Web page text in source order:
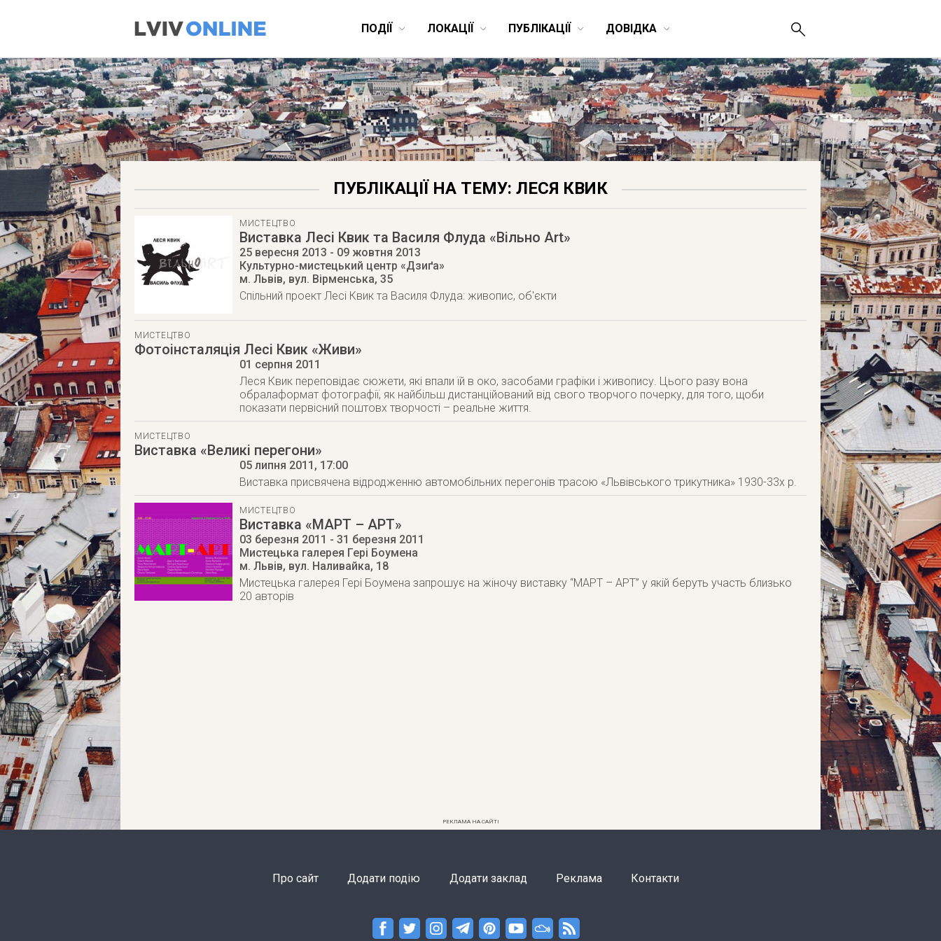
ПОДІЇ ЛОКАЦІЇ ПУБЛІКАЦІЇ ДОВІДКА
ПУБЛІКАЦІЇ НА ТЕМУ: ЛЕСЯ КВИК
МИСТЕЦТВО
Виставка Лесі Квик та Василя Флуда «Вільно Art»
25 вересня 2013 - 09 жовтня 2013
Культурно-мистецький центр «Дзиґа»
м. Львів, вул. Вірменська, 35
Cпільний проект Лесі Квик та Василя Флуда: живопис, об'єкти
МИСТЕЦТВО
Фотоінсталяція Лесі Квик «Живи»
01 серпня 2011
Леся Квик переповідає сюжети, які впали їй в око, засобами графіки і живопису. Цього разу вона
обралаформат фотографії, як найбільш дистанційований від свого творчого почерку, для того, щоби
показати первісний поштовх творчості – реальне життя.
МИСТЕЦТВО
Виставка «Великі перегони»
05 липня 2011 , 17:00
Виставка присвячена відродженню автомобільних перегонів трасою «Львівського трикутника» 1930-33х р.
МИСТЕЦТВО
Виставка «МАРТ – АРТ»
03 березня 2011 - 31 березня 2011
Мистецька галерея Гері Боумена
м. Львів, вул. Наливайка, 18
Мистецька галерея Гері Боумена запрошує на жіночу виставку “МАРТ – АРТ” у якій беруть участь близько
20 авторів
РЕКЛАМА НА САЙТІ
Про сайт Додати подію Додати заклад Реклама Контакти